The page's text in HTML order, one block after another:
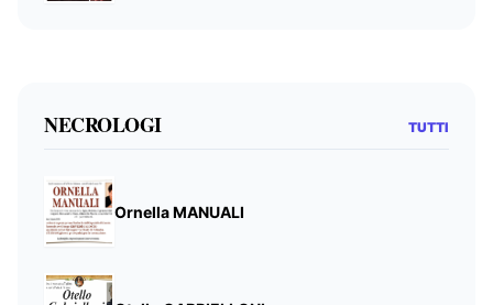
NECROLOGI TUTTI
Ornella MANUALI